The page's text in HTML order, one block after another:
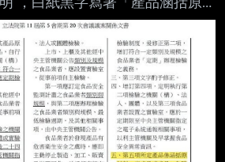
成品」，直接打自己的臉 按照
明，食品業者（也就是台糖）發
「半成品」有危害衛生 安全之
務，所以，台糖就是有通報義
長不要再瞎掰！卓榮泰、石崇良
鑫以及吳明昌等人，什麼時候要
統什麼時候要道歉 ！ 關係文書